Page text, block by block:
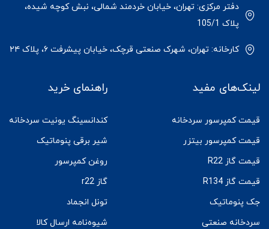
دفتر مرکزی: تهران، خیابان خردمند شمالی، نبش کوچه شیده،
پلاک 105/1
کارخانه: تهران، شهرک صنعتی قرچک، خیابان پیشرفت ۶، پلاک ۲۴
لینک‌های مفید
قیمت کمپرسور سردخانه
قیمت کمپرسور بیتزر
قیمت گاز R22
قیمت گاز R134
جک پنوماتیک
سردخانه صنعتی
راهنمای خرید
کندانسینگ یونیت سردخانه
شیر برقی پنوماتیک
روغن کمپرسور
گاز r22
تونل انجماد
شیوه‌نامه ارسال کالا